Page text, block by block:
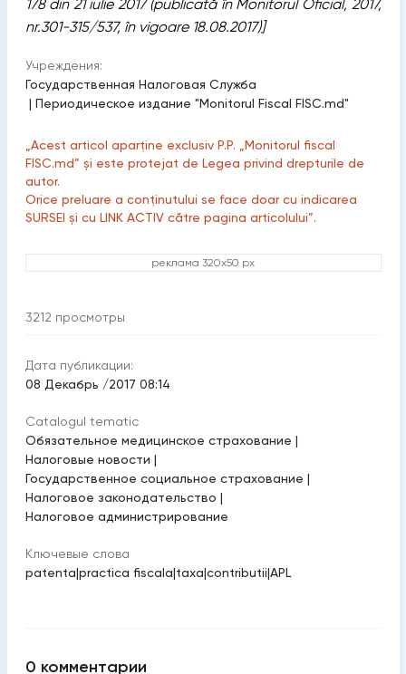
178 din 21 iulie 2017 (publicată în Monitorul Oficial, 2017,
nr.301-315/537, în vigoare 18.08.2017)]
Учреждения:
Государственная Налоговая Служба
| Периодическое издание "Monitorul Fiscal FISC.md"
„Acest articol aparține exclusiv P.P. „Monitorul fiscal
FISC.md” și este protejat de Legea privind drepturile de
autor.
Orice preluare a conținutului se face doar cu indicarea
SURSEI și cu LINK ACTIV către pagina articolului”.
реклама 320x50 px
3212 просмотры
Дата публикации:
08 Декабрь /2017 08:14
Catalogul tematic
Обязательное медицинское страхование |
Налоговые новости |
Государственное социальное страхование |
Налоговое законодательство |
Налоговое администрирование
Ключевые слова
patenta|practica fiscala|taxa|contributii|APL
0 комментарии